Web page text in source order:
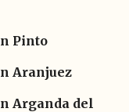
Pinto
Aranjuez
Arganda del